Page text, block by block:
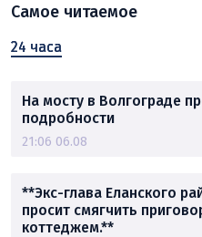
Самое читаемое
24 часа
На мосту в Волгограде
подробности
21:06 06.08
**Экс-глава Еланского
просит смягчить
коттеджем.**